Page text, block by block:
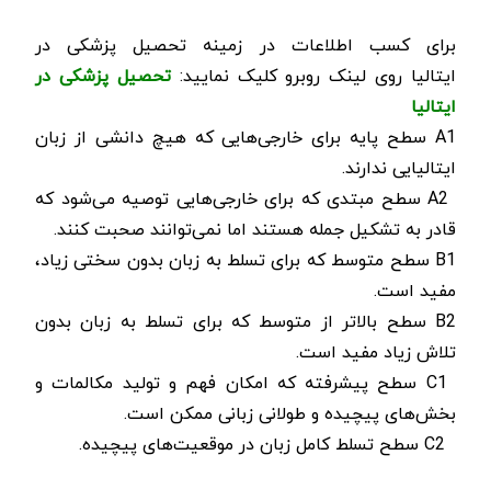
برای کسب اطلاعات در زمینه تحصیل پزشکی در
ایتالیا روی لینک روبرو کلیک نمایید:تحصیل پزشکی در
ایتالیا
A1 سطح پایه برای خارجی‌هایی که هیچ دانشی از زبان
ایتالیایی ندارند.
A2سطح مبتدی که برای خارجی‌هایی توصیه می‌شود که
قادر به تشکیل جمله هستند اما نمی‌توانند صحبت کنند.
B1 سطح متوسط که برای تسلط به زبان بدون سختی زیاد،
مفید است.
B2 سطح بالاتر از متوسط که برای تسلط به زبان بدون
تلاش زیاد مفید است.
C1 سطح پیشرفته که امکان فهم و تولید مکالمات و
بخش‌های پیچیده و طولانی زبانی ممکن است.
C2 سطح تسلط کامل زبان در موقعیت‌های پیچیده.